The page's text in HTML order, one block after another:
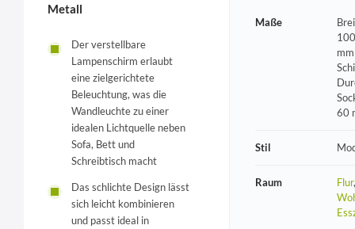
Metall
Der verstellbare
Lampenschirm erlaubt
eine zielgerichtete
Beleuchtung, was die
Wandleuchte zu einer
idealen Lichtquelle neben
Sofa, Bett und
Schreibtisch macht
Das schlichte Design lässt
sich leicht kombinieren
und passt ideal in
Maße
60
Stil
Raum Flur